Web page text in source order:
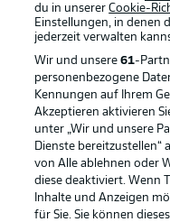
Rechtliche Hinweise
Datenschutz
Kontakt
du in unsererCookie-
Einstellungen, in denen
jederzeit verwalten
Wir und unsere61-
personenbezogene
Kennungen auf Ihrem
Akzeptieren aktivieren
unter „Wir und unsere
Dienste bereitzustellen“
von Alle ablehnen oder
diese deaktiviert. Wenn
Inhalte und Anzeigen
für Sie. Sie können